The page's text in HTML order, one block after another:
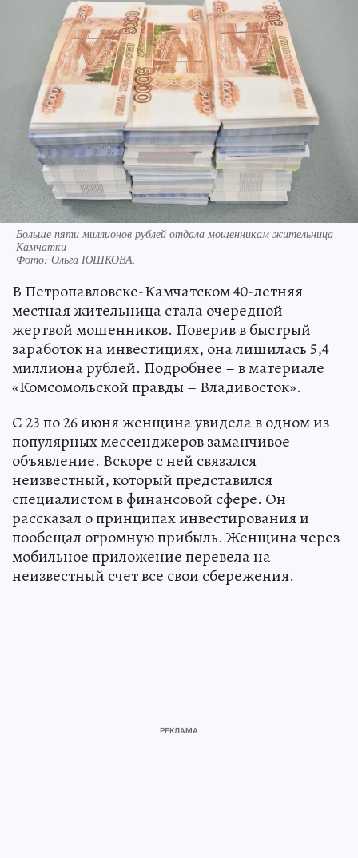
Больше пяти миллионов рублей отдала мошенникам жительница
Камчатки
Фото: Ольга ЮШКОВА.
В Петропавловске-Камчатском 40-летняя
местная жительница стала очередной
жертвой мошенников. Поверив в быстрый
заработок на инвестициях, она лишилась 5,4
миллиона рублей. Подробнее – в материале
«Комсомольской правды – Владивосток».
С 23 по 26 июня женщина увидела в одном из
популярных мессенджеров заманчивое
объявление. Вскоре с ней связался
неизвестный, который представился
специалистом в финансовой сфере. Он
рассказал о принципах инвестирования и
пообещал огромную прибыль. Женщина через
мобильное приложение перевела на
неизвестный счет все свои сбережения.